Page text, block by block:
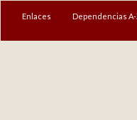
Enlaces Dependencias